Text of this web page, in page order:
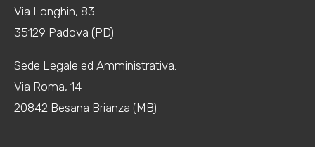
Via Longhin, 83
35129 Padova (PD)
Sede Legale ed Amministrativa:
Via Roma, 14
20842 Besana Brianza (MB)